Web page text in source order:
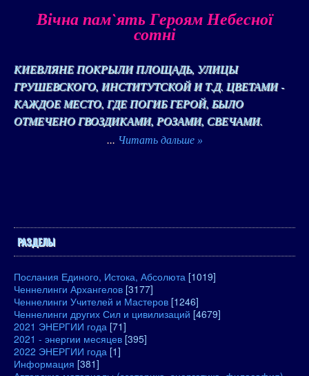
Вічна пам`ять Героям Небесної
сотні
КИЕВЛЯНЕ ПОКРЫЛИ ПЛОЩАДЬ, УЛИЦЫ
ГРУШЕВСКОГО, ИНСТИТУТСКОЙ И Т.Д. ЦВЕТАМИ -
КАЖДОЕ МЕСТО, ГДЕ ПОГИБ ГЕРОЙ, БЫЛО
ОТМЕЧЕНО ГВОЗДИКАМИ, РОЗАМИ, СВЕЧАМИ.
... Читать дальше »
РАЗДЕЛЫ
Послания Единого, Истока, Абсолюта [1019]
Ченнелинги Архангелов [3177]
Ченнелинги Учителей и Мастеров [1246]
Ченнелинги других Сил и цивилизаций [4679]
2021 ЭНЕРГИИ года [71]
2021 - энергии месяцев [395]
2022 ЭНЕРГИИ года [1]
Информация [381]